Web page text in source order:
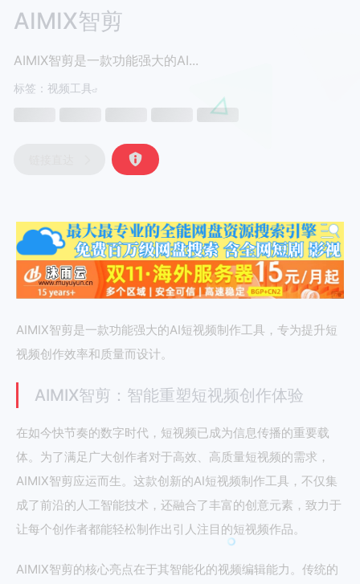
AIMIX智剪
AIMIX智剪是一款功能强大的AI...
标签： 视频工具
AIMIX智剪是一款功能强大的AI短视频制作工具，专为提升短
视频创作效率和质量而设计。
AIMIX智剪：智能重塑短视频创作体验
在如今快节奏的数字时代，短视频已成为信息传播的重要载
体。为了满足广大创作者对于高效、高质量短视频的需求，
AIMIX智剪应运而生。这款创新的AI短视频制作工具，不仅集
成了前沿的人工智能技术，还融合了丰富的创意元素，致力于
让每个创作者都能轻松制作出引人注目的短视频作品。
AIMIX智剪的核心亮点在于其智能化的视频编辑能力。传统的